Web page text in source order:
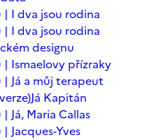
I dva jsou rodina
I dva jsou rodina
designu
Ismaelovy přízraky
Já a můj terapeut
Já Kapitán
Já, Maria Callas
Jacques-Yves